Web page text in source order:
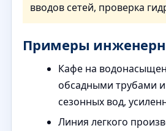
вводов сетей, проверка
Примеры
Кафе на
обсадными трубами
сезонных вод,
Линия легкого